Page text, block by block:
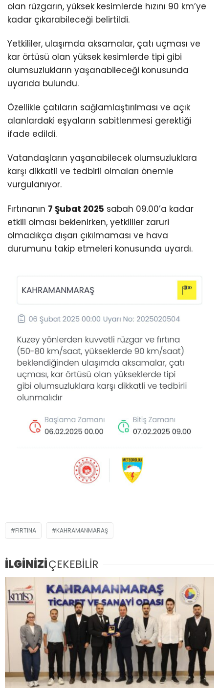
olan rüzgarın, yüksek kesimlerde hızını 90 km’ye
kadar çıkarabileceği belirtildi.
Yetkililer, ulaşımda aksamalar, çatı uçması ve
kar örtüsü olan yüksek kesimlerde tipi gibi
olumsuzlukların yaşanabileceği konusunda
uyarıda bulundu.
Özellikle çatıların sağlamlaştırılması ve açık
alanlardaki eşyaların sabitlenmesi gerektiği
ifade edildi.
Vatandaşların yaşanabilecek olumsuzluklara
karşı dikkatli ve tedbirli olmaları önemle
vurgulanıyor.
Fırtınanın 7 Şubat 2025 sabah 09.00’a kadar
etkili olması beklenirken, yetkililer zaruri
olmadıkça dışarı çıkılmaması ve hava
durumunu takip etmeleri konusunda uyardı.
FIRTINA KAHRAMANMARAŞ
İLGİNİZİÇEKEBİLİR